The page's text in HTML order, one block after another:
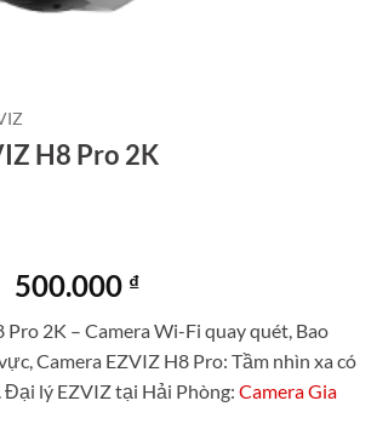
H8 Pro 2K
Giá
là:
1.000.000 ₫.
500.000 ₫Giá
tại
là:
500.000 ₫.
Pro 2K – Camera Wi-Fi quay quét, Bao
Camera EZVIZ H8 Pro: Tầm nhìn xa có
Đại lý EZVIZ tại Hải Phòng: Camera Gia